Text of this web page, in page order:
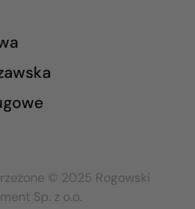
© 2025 Rogowski
Sp. z o.o.